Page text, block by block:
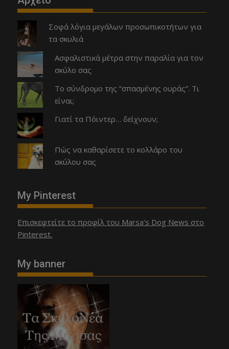
Σοφά λόγια μεγάλων προσωπικοτήτων για
τα σκυλιά
Ασφαλιστικά μέτρα στην παραλία για τον
σκύλο σας
Το σύνδρομο της “σπασμένης ουράς”. Τι
είναι;
Γιατί τα Πόιντερ… δείχνουν;
Πώς να καθαρίσετε το κολλάρο του
σκύλου σας
My Pinterest
Επισκεφτείτε το προφίλ του Marsa's Dog News στο
Pinterest.
My banner